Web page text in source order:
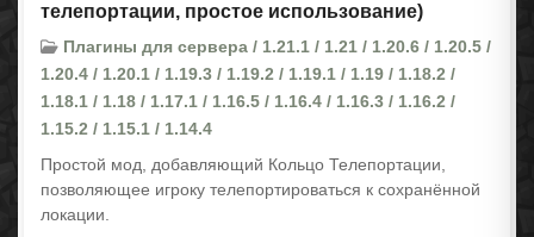
телепортации, простое использование)
Плагины для сервера / 1.21.1 / 1.21 / 1.20.6 / 1.20.5 /
1.20.4 / 1.20.1 / 1.19.3 / 1.19.2 / 1.19.1 / 1.19 / 1.18.2 /
1.18.1 / 1.18 / 1.17.1 / 1.16.5 / 1.16.4 / 1.16.3 / 1.16.2 /
1.15.2 / 1.15.1 / 1.14.4
Простой мод, добавляющий Кольцо Телепортации,
позволяющее игроку телепортироваться к сохранённой
локации.